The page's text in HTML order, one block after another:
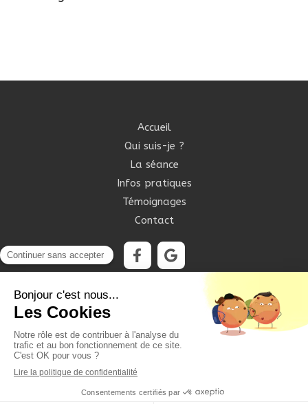
Accueil
Qui suis-je ?
La séance
Infos pratiques
Témoignages
Contact
©2020 Ma Botiolà Sophrologie - Sophrologie
Mentions légales
Création et référencement du site par Simplébo